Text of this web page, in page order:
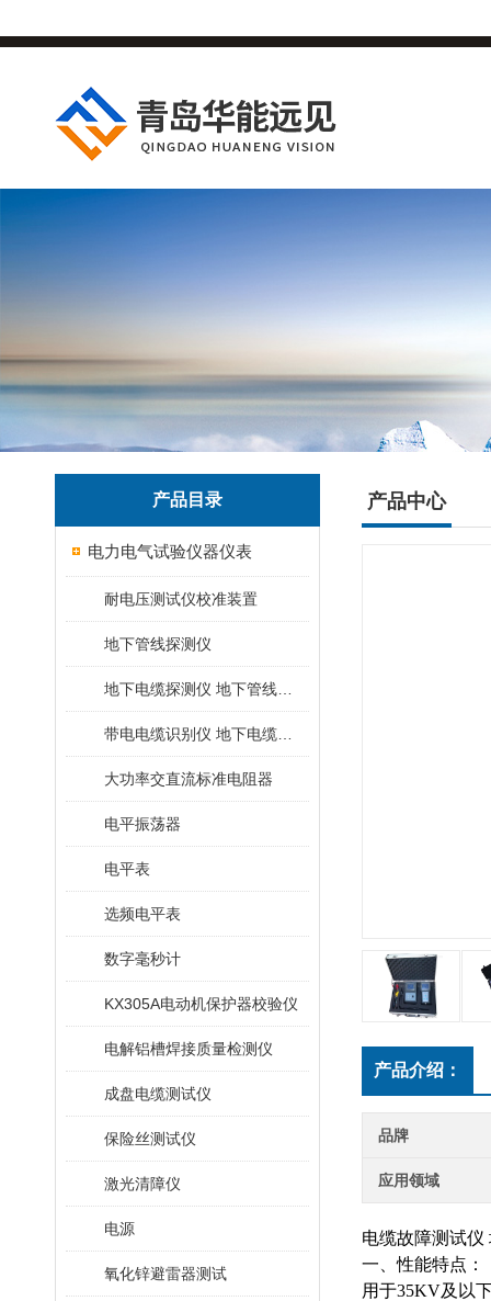
产品目录
电力电气试验仪器仪表
耐电压测试仪校准装置
地下管线探测仪
大功率交直流标准电阻器
电平振荡器
电平表
选频电平表
数字毫秒计
KX305A电动机保护器校验仪
电解铝槽焊接质量检测仪
成盘电缆测试仪
保险丝测试仪
激光清障仪
电源
氧化锌避雷器测试
产品中心
产品介绍：
品牌
应用领域
电缆故障测试仪
一、性能特点：
用于35KV及以